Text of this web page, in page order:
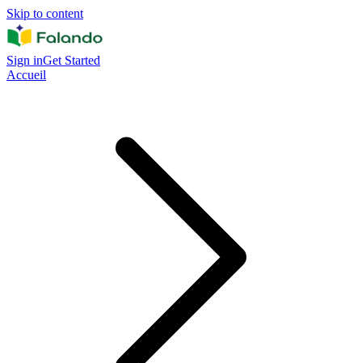
Skip to content
Sign inGet Started
Accueil